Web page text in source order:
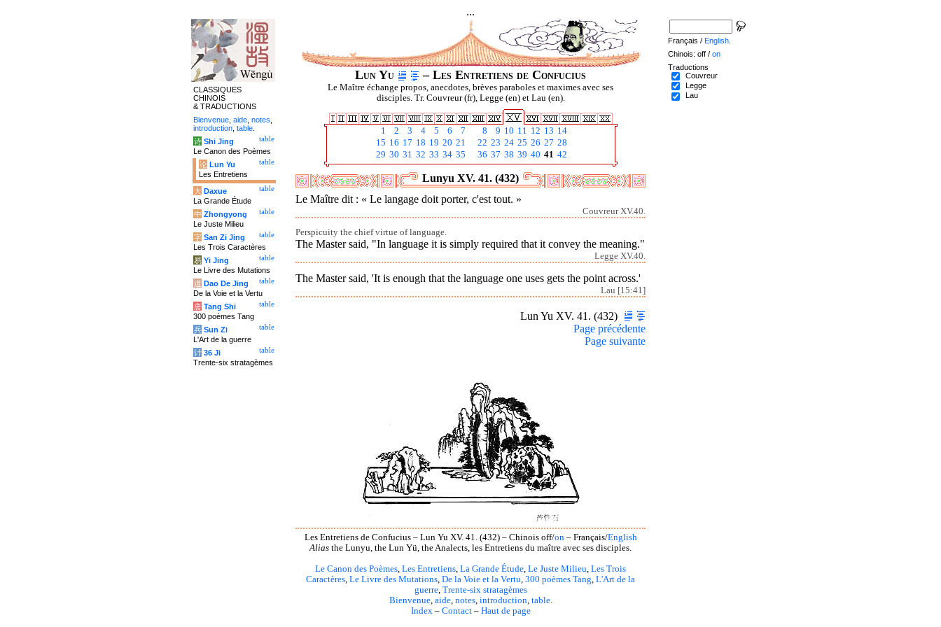
...
Lun Yu – Les Entretiens de Confucius
Le Maître échange propos, anecdotes, brèves paraboles et maximes avec ses
disciples. Tr. Couvreur (fr), Legge (en) et Lau (en).
1 2 3 4 5 6 7 8 9 10 11 12 13 14
15 16 17 18 19 20 21 22 23 24 25 26 27 28
29 30 31 32 33 34 35 36 37 38 39 40 41 42
Lunyu XV. 41. (432)
Le Maître dit : « Le langage doit porter, c'est tout. »
Couvreur XV.40.
Perspicuity the chief virtue of language.
The Master said, "In language it is simply required that it convey the meaning."
Legge XV.40.
The Master said, 'It is enough that the language one uses gets the point across.'
Lau [15:41]
Lun Yu XV. 41. (432)
Page précédente
Page suivante
Les Entretiens de Confucius – Lun Yu XV. 41. (432) – Chinois off/on – Français/English
Alias the Lunyu, the Lun Yü, the Analects, les Entretiens du maître avec ses disciples.
Le Canon des Poèmes Les Entretiens La Grande Étude Le Juste Milieu Les Trois
Caractères Le Livre des Mutations De la Voie et la Vertu 300 poèmes Tang L'Art de la
guerre, Trente-six stratagèmes
Bienvenue, aide, notes, introduction table.
Index – Contact– Haut de page
CLASSIQUES
CHINOIS
& TRADUCTIONS
Bienvenue aide notes
introduction table
table
诗 Shi Jing
Le Canon des Poèmes
table
论 Lun Yu
Les Entretiens
table
大 Daxue
La Grande Étude
table
中 Zhongyong
Le Juste Milieu
table
字 San Zi Jing
Les Trois Caractères
table
易 Yi Jing
Le Livre des Mutations
table
道 Dao De Jing
De la Voie et la Vertu
table
唐 Tang Shi
300 poèmes Tang
table
兵 Sun Zi
L'Art de la guerre
table
计 36 Ji
Trente-six stratagèmes
Français / English
Chinois: off / on
Traductions
Couvreur
Legge
Lau